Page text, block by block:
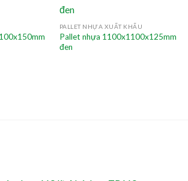
PALLET NHỰA XUẤT KHẨU
Pallet nhựa 1100x1100x125mm
đen